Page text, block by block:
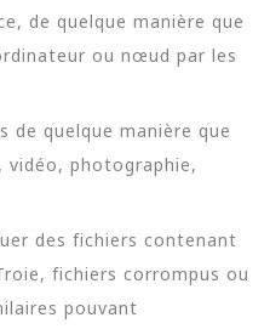
de quelque manière que
ou nœud par les
de quelque manière que
vidéo, photographie,
des fichiers contenant
fichiers corrompus ou
pouvant